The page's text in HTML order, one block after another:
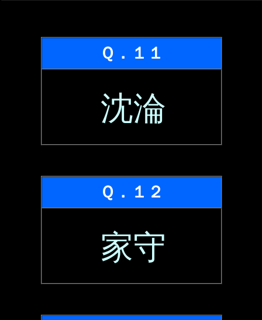
Ｑ．１１
沈淪
Ｑ．１２
家守